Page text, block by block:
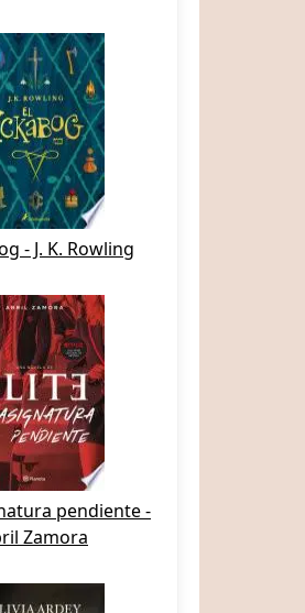
- J. K. Rowling
pendiente -
Zamora